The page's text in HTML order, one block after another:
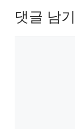
댓글 남